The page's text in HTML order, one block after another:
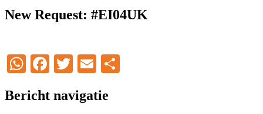
New Request: #EI04UK
WhatsApp
Facebook
TwitterEmail
Bericht navigatie